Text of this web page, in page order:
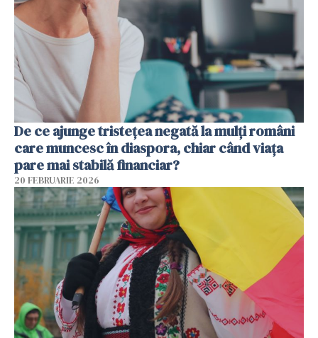
De ce ajunge tristețea negată la mulți români
care muncesc în diaspora, chiar când viața
pare mai stabilă financiar?
20 FEBRUARIE 2026